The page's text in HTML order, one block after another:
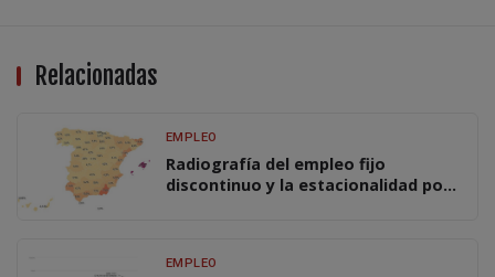
Relacionadas
EMPLEO
Radiografía del empleo fijo
discontinuo y la estacionalidad por
EMPLEO